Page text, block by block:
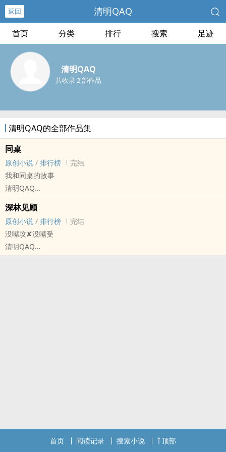
返回 清明QAQ
首页 分类 排行 搜索 足迹
清明QAQ
共收录 2 部作品
清明QAQ的全部作品集
同桌
原创小说 / 排行榜
完结
我和同桌的故事
清明QAQ
深林见顾
原创小说 / 排行榜
完结
没嘴攻✘没嘴受
清明QAQ
首页 阅读记录 搜索小说 顶部